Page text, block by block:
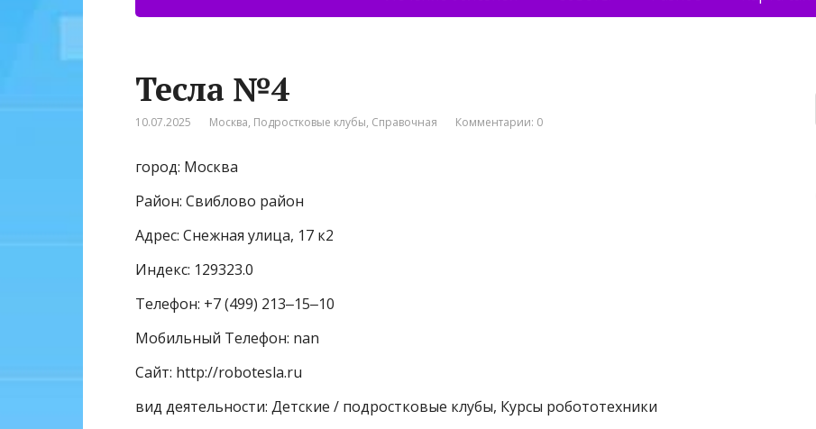
Тесла №4
10.07.2025 Москва, Подростковые клубы, Справочная Комментарии: 0
город: Москва
Район: Свиблово район
Адрес: Снежная улица, 17 к2
Индекс: 129323.0
Телефон: +7 (499) 213‒15‒10
Мобильный Телефон: nan
Сайт: http://robotesla.ru
вид деятельности: Детские / подростковые клубы, Курсы робототехники